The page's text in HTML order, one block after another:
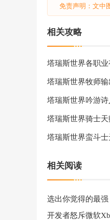
免责声明：文中
相关攻略
塔瑞斯世界各职
塔瑞斯世界牧师输
塔瑞斯世界吟游
塔瑞斯世界骑士
塔瑞斯世界蛮斗士
相关阅读
选出你觉得的最强
开发者怒斥微软